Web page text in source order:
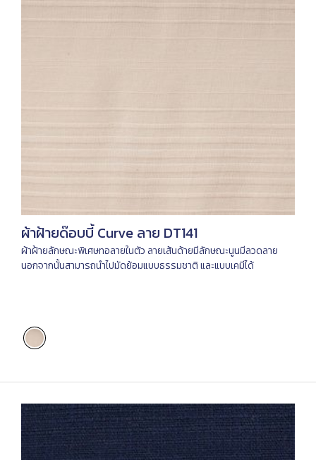
ผ้าฝ้ายด๊อบบี้ Curve ลาย DT141
ผ้าฝ้ายลักษณะพิเศษทอลายในตัว ลายเส้นด้ายมีลักษณะนูนมีลวดลาย
นอกจากนั้นสามารถนำไปมัดย้อมแบบธรรมชาติ และแบบเคมีได้